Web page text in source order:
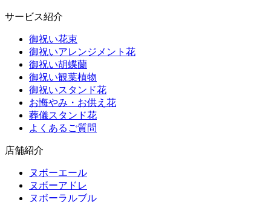
サービス紹介
御祝い花束
御祝いアレンジメント花
御祝い胡蝶蘭
御祝い観葉植物
御祝いスタンド花
お悔やみ・お供え花
葬儀スタンド花
よくあるご質問
店舗紹介
ヌボーエール
ヌボーアドレ
ヌボーラルブル